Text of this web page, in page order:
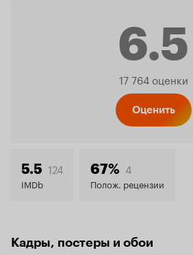
6.5
6.5
17 764 оценки
Оценить
5.5 124
IMDb
67% 4
Полож. рецензии
Кадры, постеры и обои